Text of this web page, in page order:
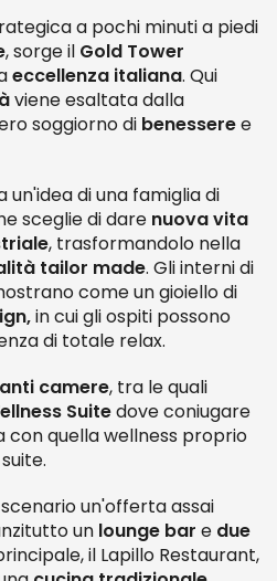
a pochi minuti a piedi
, sorge il Gold Tower
eccellenza italiana. Qui
viene esaltata dalla
soggiorno di benesseree
un'idea di una famiglia di
sceglie di dare nuova vita
, trasformandolo nella
tailor made. Gli interni di
come un gioiello di
in cui gli ospiti possono
di totale relax.
camere, tra le quali
Suitedove coniugare
con quella wellness proprio
un'offerta assai
un lounge bar e due
il Lapillo Restaurant,